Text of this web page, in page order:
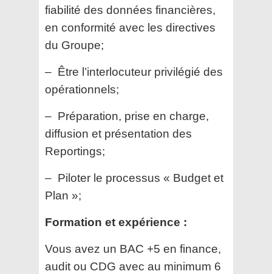
fiabilité des données financières,
en conformité avec les directives
du Groupe;
– Être l’interlocuteur privilégié des
opérationnels;
– Préparation, prise en charge,
diffusion et présentation des
Reportings;
– Piloter le processus « Budget et
Plan »;
Formation et expérience :
Vous avez un BAC +5 en finance,
audit ou CDG avec au minimum 6